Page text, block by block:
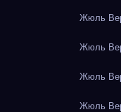
Жюль
Жюль
Жюль
Жюль